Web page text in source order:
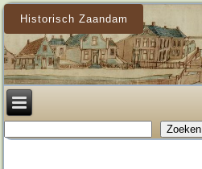
Historisch Zaandam
Zoeken